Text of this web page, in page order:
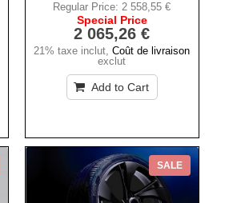
Regular Price: 2 558,55 €
Special Price
2 065,26 €
21% taxe inclut,Coût de livraison
exclut
Add to Cart
SALE